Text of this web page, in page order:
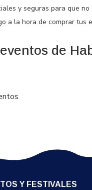
y seguras para que no
a la hora de comprar tus
de
Y FESTIVALES